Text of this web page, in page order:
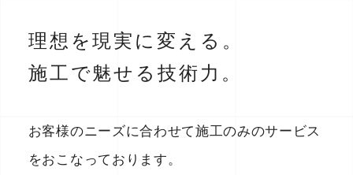
理想を現実に変える。
施工で魅せる技術力。
お客様のニーズに合わせて施工のみのサービス
をおこなっております。